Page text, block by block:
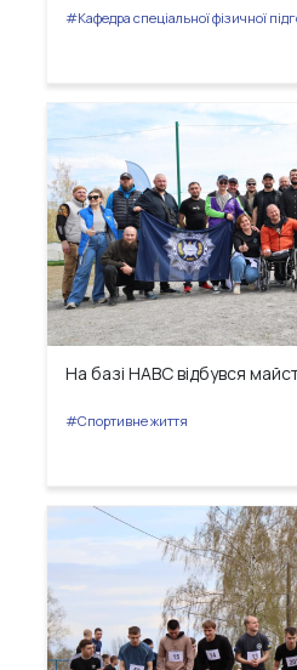
#Кафедра спеціальної фізичної
На базі НАВС відбувся
#Спортивне життя